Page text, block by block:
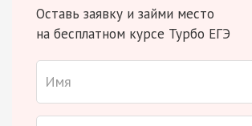
Оставь заявку и займи место
на бесплатном курсе Турбо ЕГЭ